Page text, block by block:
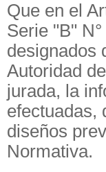
Que en el
Serie "B"
designados
Autoridad
jurada, la
efectuadas,
diseños
Normativa.